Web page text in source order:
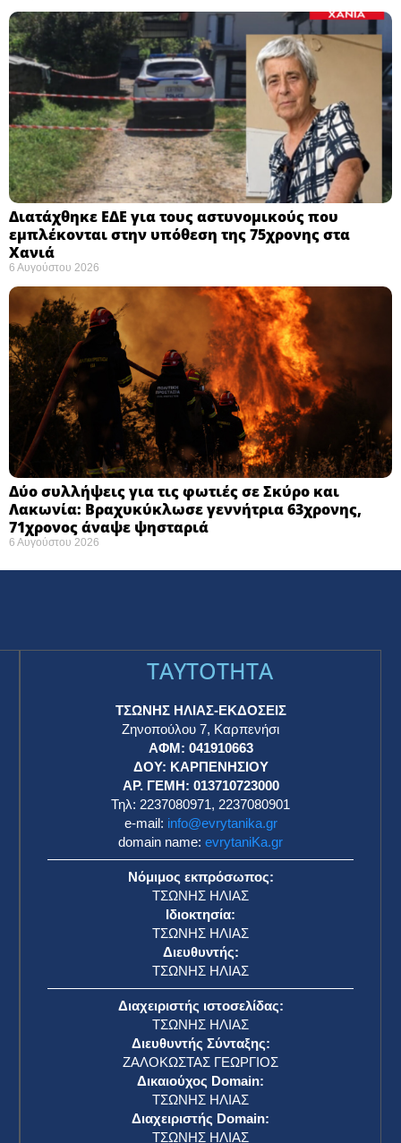
Διατάχθηκε ΕΔΕ για τους αστυνομικούς που
εμπλέκονται στην υπόθεση της 75χρονης στα
Χανιά
6 Αυγούστου 2026
Δύο συλλήψεις για τις φωτιές σε Σκύρο και
Λακωνία: Βραχυκύκλωσε γεννήτρια 63χρονης,
71χρονος άναψε ψησταριά
6 Αυγούστου 2026
TAYTOTHTA
ΤΣΩΝΗΣ ΗΛΙΑΣ-ΕΚΔΟΣΕΙΣ
Ζηνοπούλου 7, Καρπενήσι
ΑΦΜ: 041910663
ΔΟΥ: ΚΑΡΠΕΝΗΣΙΟΥ
ΑΡ. ΓΕΜΗ: 013710723000
Τηλ: 2237080971, 2237080901
e-mail: info@evrytanika.gr
domain name: evrytaniKa.gr
Νόμιμος εκπρόσωπος:
ΤΣΩΝΗΣ ΗΛΙΑΣ
Ιδιοκτησία:
ΤΣΩΝΗΣ ΗΛΙΑΣ
Διευθυντής:
ΤΣΩΝΗΣ ΗΛΙΑΣ
Διαχειριστής ιστοσελίδας:
ΤΣΩΝΗΣ ΗΛΙΑΣ
Διευθυντής Σύνταξης:
ΖΑΛΟΚΩΣΤΑΣ ΓΕΩΡΓΙΟΣ
Δικαιούχος Domain:
ΤΣΩΝΗΣ ΗΛΙΑΣ
Διαχειριστής Domain:
ΤΣΩΝΗΣ ΗΛΙΑΣ